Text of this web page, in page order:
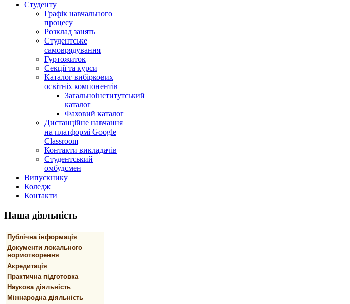
Студенту
Графік навчального
процесу
Розклад занять
Студентське
самоврядування
Гуртожиток
Секції та курси
Каталог вибіркових
освітніх компонентів
Загальноінститутський
каталог
Фаховий каталог
Дистанційне навчання
на платформі Google
Classroom
Контакти викладачів
Студентський
омбудсмен
Випускнику
Коледж
Контакти
Наша діяльність
Публічна інформація
Документи локального
нормотворення
Акредитація
Практична підготовка
Наукова діяльність
Міжнародна діяльність